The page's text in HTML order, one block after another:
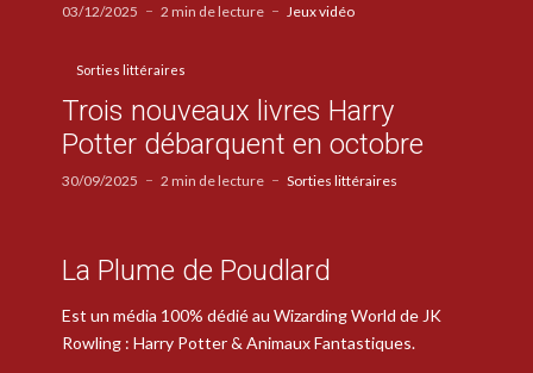
03/12/2025 2 min de lecture Jeux vidéo
Sorties littéraires
Trois nouveaux livres Harry
Potter débarquent en octobre
30/09/2025 2 min de lecture Sorties littéraires
La Plume de Poudlard
Est un média 100% dédié au Wizarding World de JK
Rowling : Harry Potter & Animaux Fantastiques.